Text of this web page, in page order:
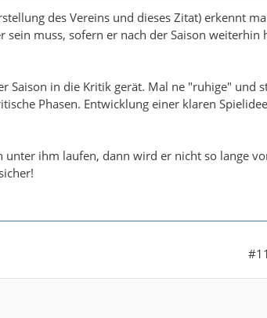
des Vereins und dieses Zitat) erkennt
sein muss, sofern er nach der Saison weiterhin
Saison in die Kritik gerät. Mal ne "ruhige" und
Phasen. Entwicklung einer klaren
unter ihm laufen, dann wird er nicht so lange